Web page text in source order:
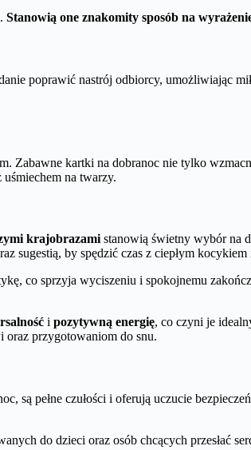
Stanowią one znakomity sposób na
poprawić nastrój odbiorcy, umożliwiając
Zabawne kartki na dobranoc nie tylko
na twarzy.
krajobrazami stanowią świetny wybór na
sugestią, by spędzić czas z ciepłym kocykiem
co sprzyja wyciszeniu i spokojnemu
i pozytywną energię, co czyni je
oraz przygotowaniom do snu.
są pełne czułości i oferują uczucie
do dzieci oraz osób chcących przesłać